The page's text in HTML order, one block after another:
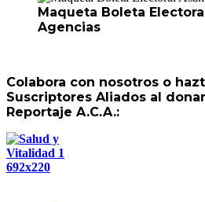
Maqueta Boleta
Agencias
Colabora con nosotros o
Suscriptores Aliados al
Reportaje A.C.A.: